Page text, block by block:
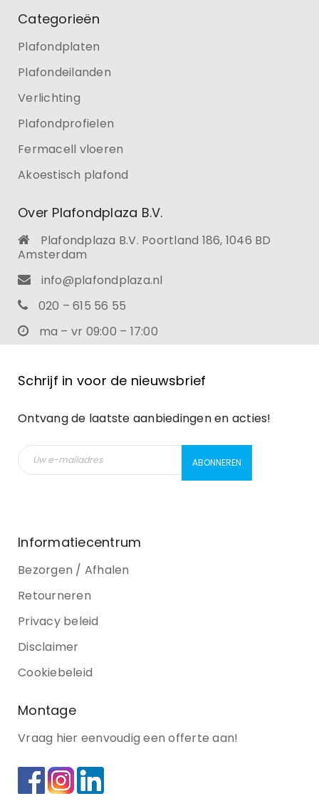
Categorieën
Plafondplaten
Plafondeilanden
Verlichting
Plafondprofielen
Fermacell vloeren
Akoestisch plafond
Over Plafondplaza B.V.
Plafondplaza B.V. Poortland 186, 1046 BD
Amsterdam
info@plafondplaza.nl
020 – 615 56 55
ma – vr 09:00 – 17:00
Schrijf in voor de nieuwsbrief
Ontvang de laatste aanbiedingen en acties!
Informatiecentrum
Bezorgen / Afhalen
Retourneren
Privacy beleid
Disclaimer
Cookiebeleid
Montage
Vraag hier eenvoudig een offerte aan!